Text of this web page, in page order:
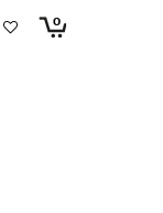
0